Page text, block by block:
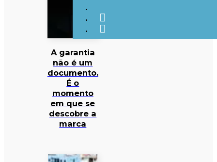
A garantia
não é um
documento.
É o
momento
em que se
descobre a
marca